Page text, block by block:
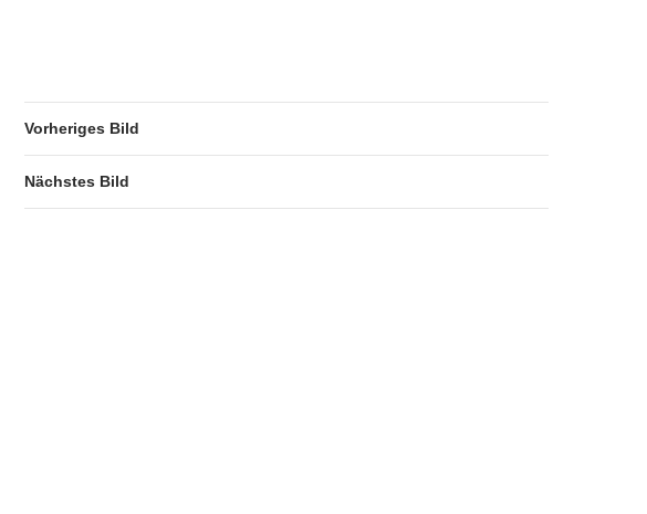
Vorheriges Bild
Nächstes Bild